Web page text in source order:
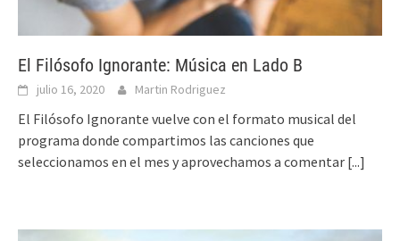
El Filósofo Ignorante: Música en Lado B
julio 16, 2020 Martin Rodriguez
El Filósofo Ignorante vuelve con el formato musical del
programa donde compartimos las canciones que
seleccionamos en el mes y aprovechamos a comentar [...]